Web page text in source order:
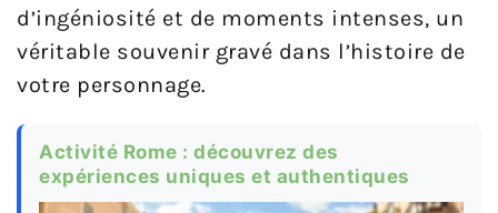
d’ingéniosité et de moments intenses, un
véritable souvenir gravé dans l’histoire de
votre personnage.
Activité Rome : découvrez des
expériences uniques et authentiques